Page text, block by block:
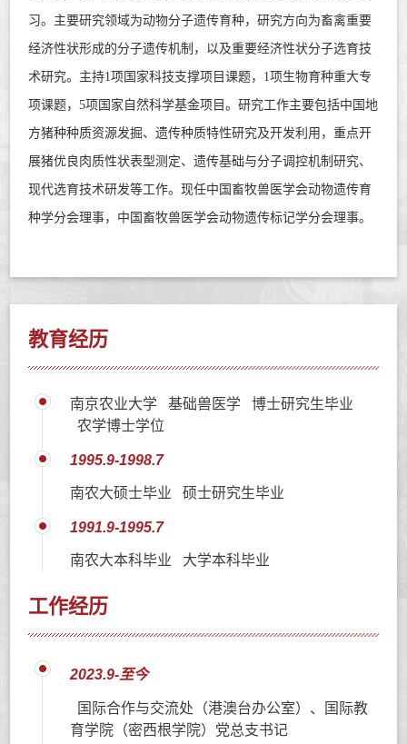
习。 主要研究领域为动物分子遗传育种，研究方向为畜禽重要
经济性状形成的分子遗传机制，以及重要经济性状分子选育技
术研究。 主持1项国家科技支撑项目课题， 1项生物育种重大专
项课题，5项国家自然科学基金项目。研究工作主要包括中国地
方猪种种质资源发掘、遗传种质特性研究及开发利用，重点开
展猪优良肉质性状表型测定、遗传基础与分子调控机制研究、
现代选育技术研发等工作。 现任中国畜牧兽医学会动物遗传育
种学分会理事，中国畜牧兽医学会动物遗传标记学分会理事。
教育经历
南京农业大学 基础兽医学 博士研究生毕业
农学博士学位
1995.9-1998.7
南农大硕士毕业 硕士研究生毕业
1991.9-1995.7
南农大本科毕业 大学本科毕业
工作经历
2023.9-至今
国际合作与交流处（港澳台办公室）、国际教
育学院（密西根学院）党总支书记